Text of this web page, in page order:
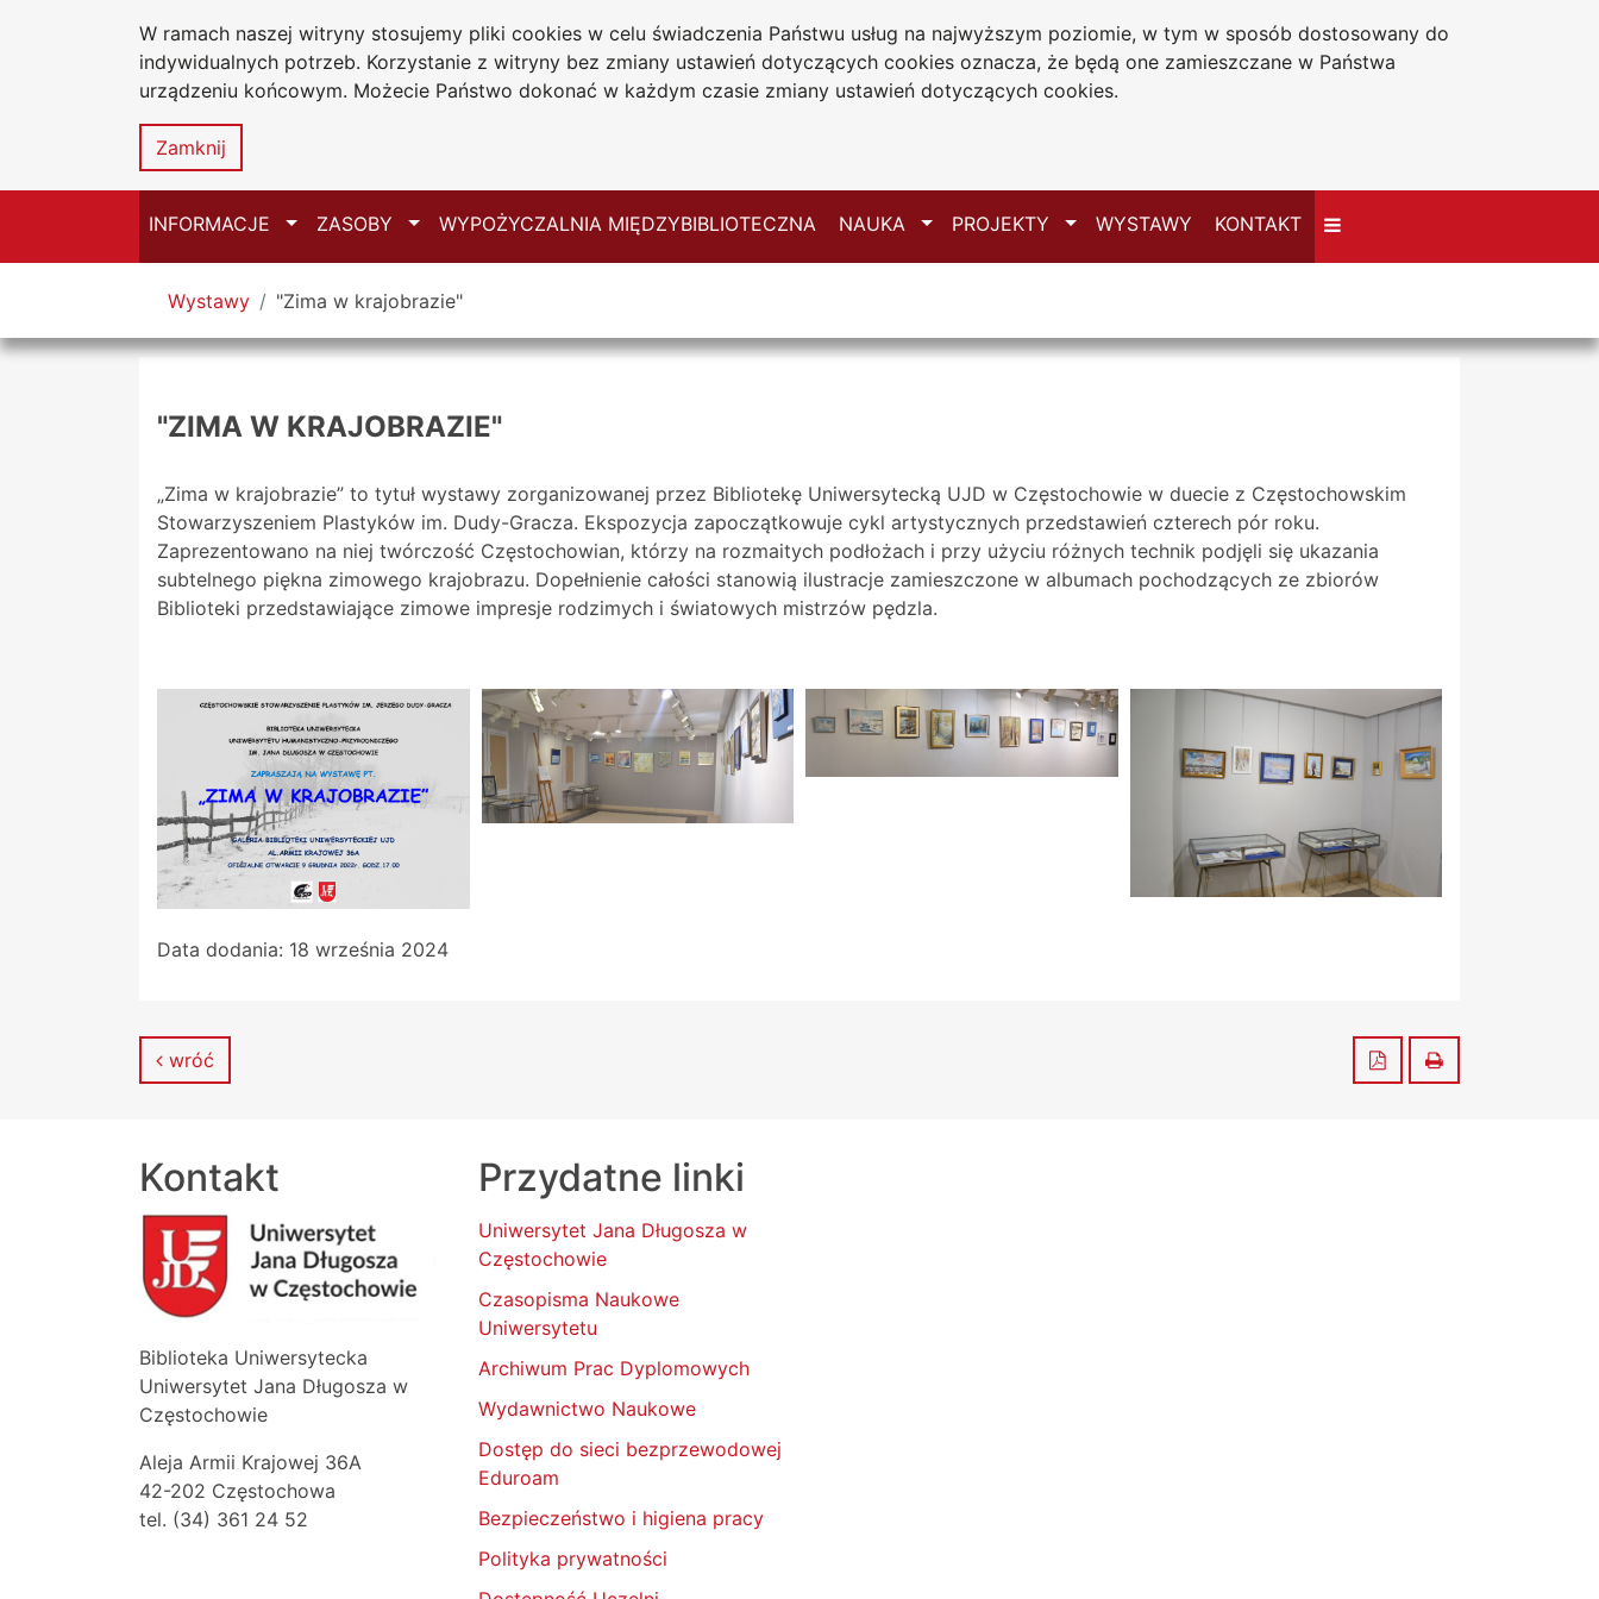
W ramach naszej witryny stosujemy pliki cookies w celu świadczenia Państwu usług na najwyższym poziomie, w tym w sposób dostosowany do
indywidualnych potrzeb. Korzystanie z witryny bez zmiany ustawień dotyczących cookies oznacza, że będą one zamieszczane w Państwa
urządzeniu końcowym. Możecie Państwo dokonać w każdym czasie zmiany ustawień dotyczących cookies.
Zamknij
Przejdź do głównego menu
Przejdź do treści
Przejdź do wyszukiwarki
Przejdź do mapy serwisuBiblioteka Uniwersytecka
Uniwersytetu Jana Długosza
w Częstochowie
Deklaracja dostępności
Mapa serwisu
INFORMACJE Przełącz
ZASOBY Przełącz
WYPOŻYCZALNIA MIĘDZYBIBLIOTECZNA NAUKA Przełącz
PROJEKTY Przełącz
WYSTAWY KONTAKT
Tutaj jesteś
Wystawy "Zima w krajobrazie"
"ZIMA W KRAJOBRAZIE"
„Zima w krajobrazie” to tytuł wystawy zorganizowanej przez Bibliotekę Uniwersytecką UJD w Częstochowie w duecie z Częstochowskim
Stowarzyszeniem Plastyków im. Dudy-Gracza. Ekspozycja zapoczątkowuje cykl artystycznych przedstawień czterech pór roku.
Zaprezentowano na niej twórczość Częstochowian, którzy na rozmaitych podłożach i przy użyciu różnych technik podjęli się ukazania
subtelnego piękna zimowego krajobrazu. Dopełnienie całości stanowią ilustracje zamieszczone w albumach pochodzących ze zbiorów
Biblioteki przedstawiające zimowe impresje rodzimych i światowych mistrzów pędzla.
Data dodania: 18 września 2024
wróć Zapisz do PDF
Drukuj
Kontakt
Biblioteka Uniwersytecka
Uniwersytet Jana Długosza w
Częstochowie
Aleja Armii Krajowej 36A
42-202 Częstochowa
tel. (34) 361 24 52
Przydatne linki
Uniwersytet Jana Długosza w
Częstochowie
Czasopisma Naukowe
Uniwersytetu
Archiwum Prac Dyplomowych
Wydawnictwo Naukowe
Dostęp do sieci bezprzewodowej
Eduroam
Bezpieczeństwo i higiena pracy
Polityka prywatności